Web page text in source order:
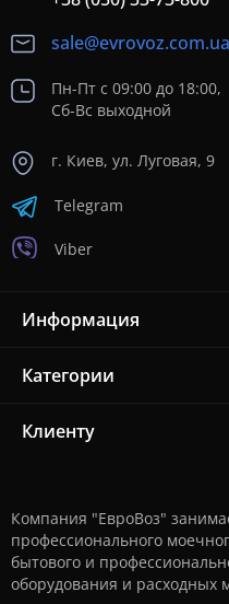
sale@evrovoz.com.ua
Пн-Пт с 09:00 до 18:00,
Сб-Вс выходной
г. Киев, ул. Луговая, 9
Telegram
Viber
Информация
Категории
Клиенту
Компания "ЕвроВоз"
профессионального
бытового и
оборудования и расходных